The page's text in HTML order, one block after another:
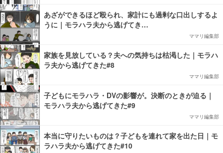
あざができるほど殴られ、家計にも過剰な口出しするよ
うに｜モラハラ夫から逃げてき…
ママリ編集部
家族を見放している？夫への気持ちは枯渇した｜モラハ
ラ夫から逃げてきた#8
ママリ編集部
子どもにモラハラ・DVの影響が。決断のときが迫る｜
モラハラ夫から逃げてきた#9
ママリ編集部
本当に守りたいものは？子どもを連れて家を出た日｜モ
ラハラ夫から逃げてきた#10